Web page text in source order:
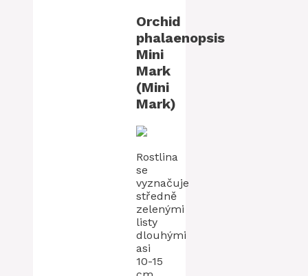
Orchid
phalaenopsis
Mini
Mark
(Mini
Mark)
Rostlina
se
vyznačuje
středně
zelenými
listy
dlouhými
asi
10-15